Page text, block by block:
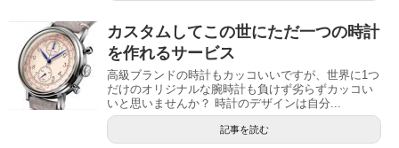
カスタムしてこの世にただ一つの時計
を作れるサービス
高級ブランドの時計もカッコいいですが、世界に1つ
だけのオリジナルな腕時計も負けず劣らずカッコい
いと思いませんか？ 時計のデザインは自分...
記事を読む